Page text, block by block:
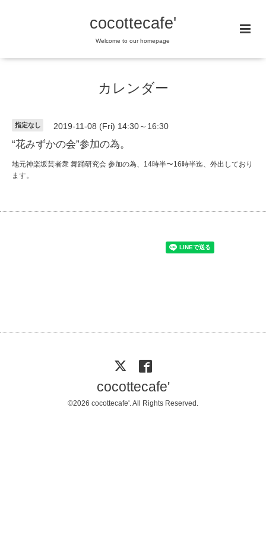
cocottecafe'
Welcome to our homepage
カレンダー
指定なし 2019-11-08 (Fri) 14:30～16:30
“花みずかの会”参加の為。
地元神楽坂芸者衆 舞踊研究会 参加の為、14時半〜16時半迄、外出しており
ます。
cocottecafe'
©2026 cocottecafe'. All Rights Reserved.